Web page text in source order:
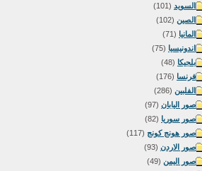
السويد (101)
الصين (102)
المانيا (71)
اندونيسيا (75)
بلجيكا (48)
فرنسا (176)
الفلبين (286)
صور اليابان (97)
صور سوريا (82)
صور هونج كونج (117)
صور الاردن (93)
صور اليمن (49)